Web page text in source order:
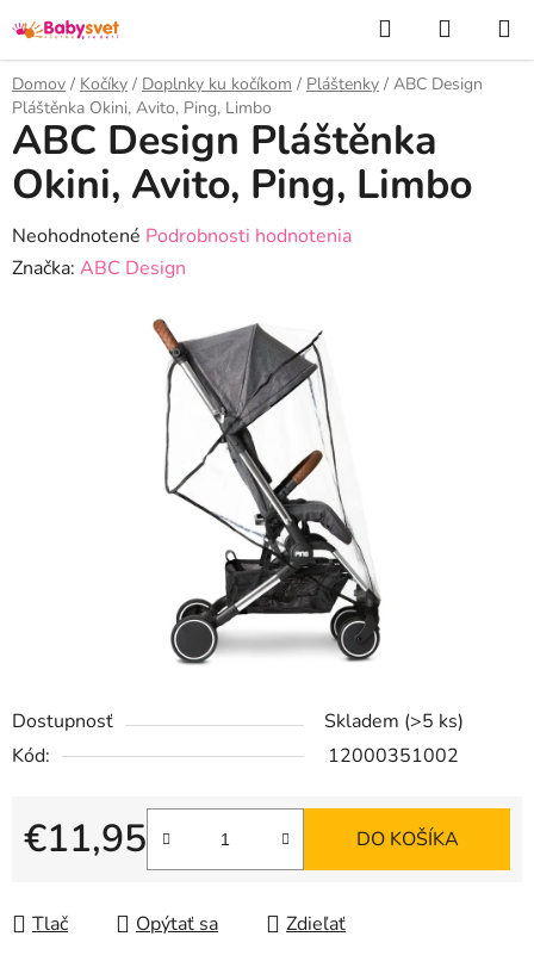
na
obsah
Hľadať
KOŠÍK
Domov / Kočíky / Doplnky ku kočíkom / Pláštenky / ABC Design
Pláštěnka Okini, Avito, Ping, Limbo
Dostupnosť Skladem (>5 ks)
Kód:
12000351002
€11,95
Jednotková cena:
DO KOŠÍKA
Tlač Opýtať sa Zdieľať
ABC Design Pláštěnka
Okini, Avito, Ping, Limbo
Priemerné
hodnotenie
Neohodnotené Podrobnosti hodnotenia
Značka: ABC Design